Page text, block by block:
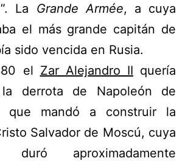
La Grande Armée, a cuya
el más grande capitán de
sido vencida en Rusia.
el Zar Alejandro II quería
la derrota de Napoleón de
que mandó a construir la
Salvador de Moscú, cuya
duró aproximadamente